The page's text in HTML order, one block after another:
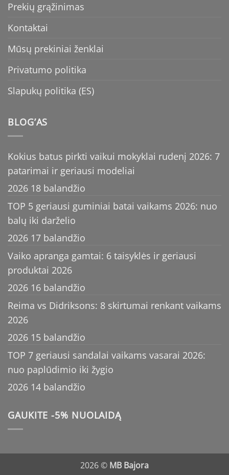
Prekių grąžinimas
Kontaktai
Mūsų prekiniai ženklai
Privatumo politika
Slapukų politika (ES)
BLOG’AS
Kokius batus pirkti vaikui mokyklai rudenį 2026: 7
patarimai ir geriausi modeliai
2026 18 balandžio
TOP 5 geriausi guminiai batai vaikams 2026: nuo
balų iki darželio
2026 17 balandžio
Vaiko apranga gamtai: 6 taisyklės ir geriausi
produktai 2026
2026 16 balandžio
Reima vs Didriksons: 8 skirtumai renkant vaikams
2026
2026 15 balandžio
TOP 7 geriausi sandalai vaikams vasarai 2026:
nuo paplūdimio iki žygio
2026 14 balandžio
GAUKITE -5% NUOLAIDĄ
2026 © MB Bajora